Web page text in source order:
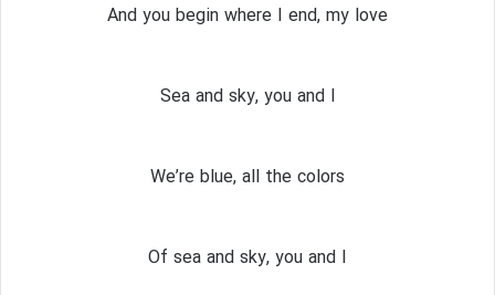
And you begin where I end, my love
Sea and sky, you and I
We’re blue, all the colors
Of sea and sky, you and I